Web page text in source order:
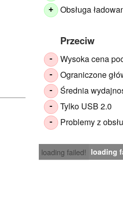
+ Obsługa
Przeciw
- Wysoka cena
- Ograniczone
- Średnia
- Tylko USB 2.0
- Problemy z
loading failed! loading